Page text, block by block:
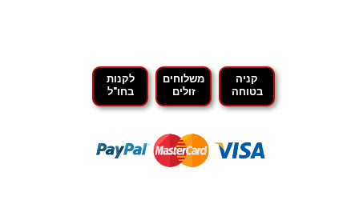
קניה
בטוחה
משלוחים
זולים
לקנות
בחו"ל